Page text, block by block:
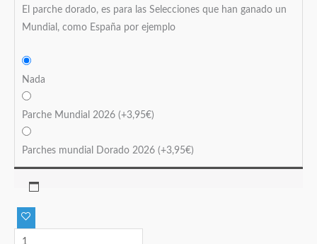
El parche dorado, es para las Selecciones que han ganado un
Mundial, como España por ejemplo
Nada
Parche Mundial 2026(+3,95€)
Parches mundial Dorado 2026(+3,95€)